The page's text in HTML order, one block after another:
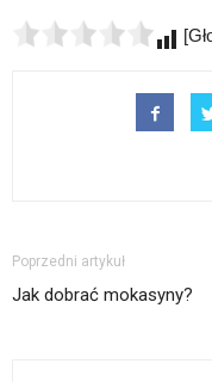
Poprzedni artykuł
Jak dobrać mokasyny?